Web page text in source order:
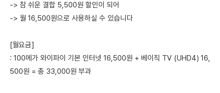
-> 참 쉬운 결합 5,500원 할인이 되어
-> 월 16,500원으로 사용하실 수 있습니다
[월요금]
: 100메가 와이파이 기본 인터넷 16,500원 + 베이직 TV (UHD4) 16,
500원 = 총 33,000원 부과